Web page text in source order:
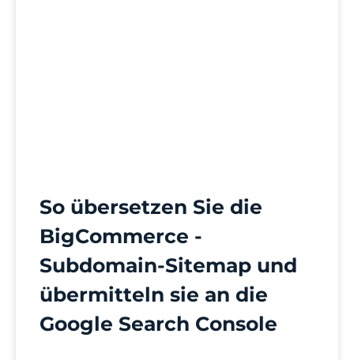
So übersetzen Sie die
BigCommerce -
Subdomain-Sitemap und
übermitteln sie an die
Google Search Console